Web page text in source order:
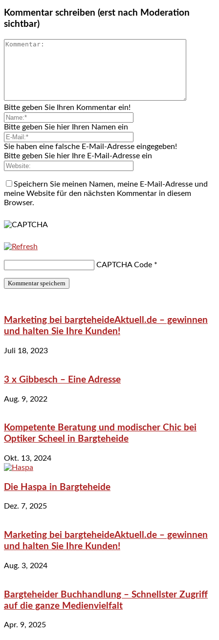
Kommentar schreiben (erst nach Moderation
sichtbar)
Bitte geben Sie Ihren Kommentar ein!
Bitte geben Sie hier Ihren Namen ein
Sie haben eine falsche E-Mail-Adresse eingegeben!
Bitte geben Sie hier Ihre E-Mail-Adresse ein
Speichern Sie meinen Namen, meine E-Mail-Adresse und
meine Website für den nächsten Kommentar in diesem
Browser.
CAPTCHA Code *
Marketing bei bargteheideAktuell.de – gewinnen
und halten Sie Ihre Kunden!
Juli 18, 2023
3 x Gibbesch – Eine Adresse
Aug. 9, 2022
Kompetente Beratung und modischer Chic bei
Optiker Scheel in Bargteheide
Okt. 13, 2024
Die Haspa in Bargteheide
Dez. 7, 2025
Marketing bei bargteheideAktuell.de – gewinnen
und halten Sie Ihre Kunden!
Aug. 3, 2024
Bargteheider Buchhandlung – Schnellster Zugriff
auf die ganze Medienvielfalt
Apr. 9, 2025